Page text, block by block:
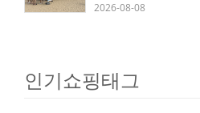
2026-08-08
인기쇼핑태그